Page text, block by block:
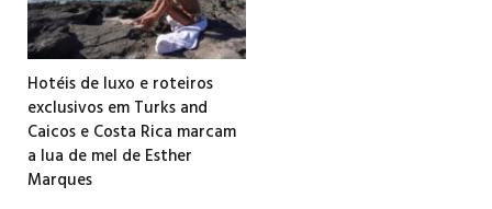
Hotéis de luxo e roteiros
exclusivos em Turks and
Caicos e Costa Rica marcam
a lua de mel de Esther
Marques